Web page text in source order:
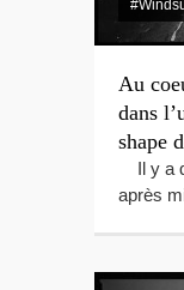
Au
dans
shape
Il y a
après